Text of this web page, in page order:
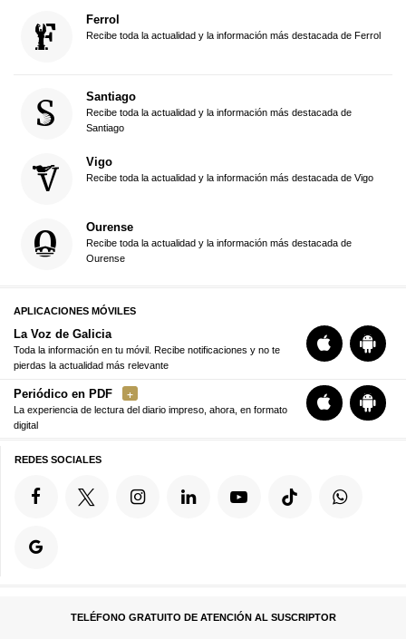
Ferrol
Recibe toda la actualidad y la información más destacada de Ferrol
Santiago
Recibe toda la actualidad y la información más destacada de
Santiago
Vigo
Recibe toda la actualidad y la información más destacada de Vigo
Ourense
Recibe toda la actualidad y la información más destacada de
Ourense
APLICACIONES MÓVILES
La Voz de Galicia
Toda la información en tu móvil. Recibe notificaciones y no te
pierdas la actualidad más relevante
Periódico en PDF
La experiencia de lectura del diario impreso, ahora, en formato
digital
REDES SOCIALES
TELÉFONO GRATUITO DE ATENCIÓN AL SUSCRIPTOR